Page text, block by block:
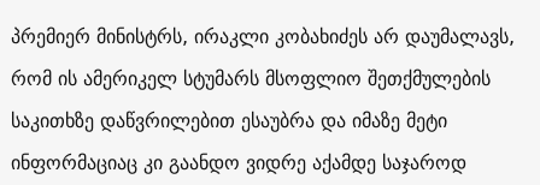
პრემიერ მინისტრს, ირაკლი კობახიძეს არ დაუმალავს,
რომ ის ამერიკელ სტუმარს მსოფლიო შეთქმულების
საკითხზე დაწვრილებით ესაუბრა და იმაზე მეტი
ინფორმაციაც კი გაანდო ვიდრე აქამდე საჯაროდ